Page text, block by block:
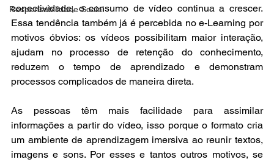
Responsabilidade Social
conectividade, o consumo de vídeo continua a crescer.
Essa tendência também já é percebida no e-Learning por
motivos óbvios: os vídeos possibilitam maior interação,
ajudam no processo de retenção do conhecimento,
reduzem o tempo de aprendizado e demonstram
processos complicados de maneira direta.
As pessoas têm mais facilidade para assimilar
informações a partir do vídeo, isso porque o formato cria
um ambiente de aprendizagem imersiva ao reunir textos,
imagens e sons. Por esses e tantos outros motivos, se